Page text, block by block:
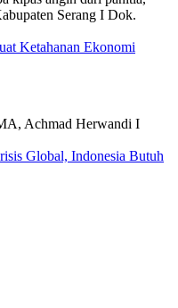
Ketahanan Ekonomi
Global, Indonesia Butuh